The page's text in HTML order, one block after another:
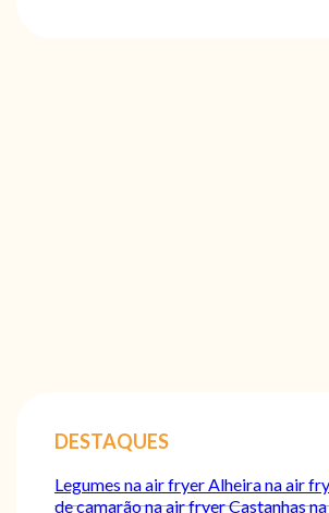
DESTAQUES
Legumes na air fryerAlheira na air
de camarão na air fryerCastanhas